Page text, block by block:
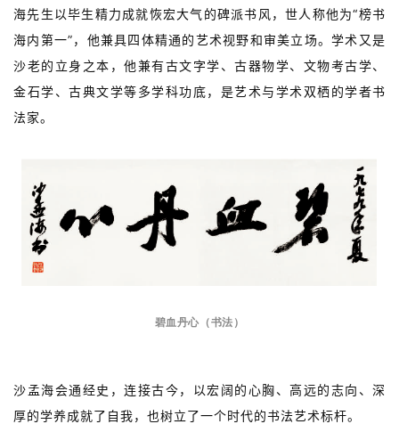
首
页
海先生以毕生精力成就恢宏大气的碑派书风，世人称他为“榜书
海内第一”，他兼具四体精通的艺术视野和审美立场。学术又是
沙老的立身之本，他兼有古文字学、古器物学、文物考古学、
金石学、古典文学等多学科功底，是艺术与学术双栖的学者书
法家。
碧血丹心（书法）
沙孟海会通经史，连接古今，以宏阔的心胸、高远的志向、深
厚的学养成就了自我，也树立了一个时代的书法艺术标杆。